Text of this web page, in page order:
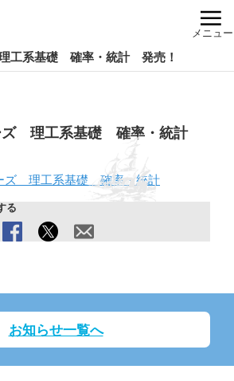
メニュー
工系基礎 確率・統計 発売！
ズ 理工系基礎 確率・統計
ズ 理工系基礎 確率・統計
る
お知らせ一覧へ